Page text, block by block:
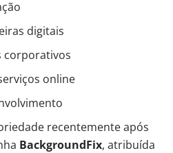
digitais
corporativos
online
recentemente após
BackgroundFix, atribuída